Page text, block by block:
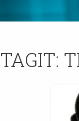
TAGIT: